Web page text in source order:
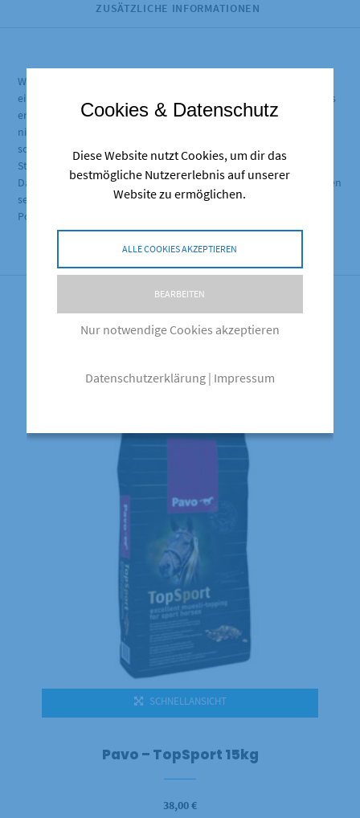
ZUSÄTZLICHE INFORMATIONEN
Wer sieht nicht gerne dabei zu, wie sich sein Pferd beim Fressen
eines Mashs die Nase schmutzig macht? Viele herkömmliche Mashs
enthalten jedoch viel Zucker, Stärke und Energie und sind daher
nicht für alle Pferde und Ponys geeignet. Insbesondere nicht für
solche, die empfindlich auf Zucker reagieren, unter
Stoffwechselproblemen leiden oder leicht übergewichtig werden.
Das Pavo GrainFreeMash ist getreide- und melassefrei und hat einen
sehr niedrigen Zucker- und Stärkegehalt. Deshalb ist es für jedes
Pony und Pferd geeignet, um eine Mash-Mahlzeit zu genießen.
Ähnliche Produkte
SCHNELLANSICHT
Pavo – TopSport 15kg
38,00€
Cookies & Datenschutz
Diese Website nutzt Cookies, um dir das
bestmögliche Nutzererlebnis auf unserer
Website zu ermöglichen.
ALLE COOKIES AKZEPTIEREN
BEARBEITEN
Nur notwendige Cookies akzeptieren
Datenschutzerklärung | Impressum